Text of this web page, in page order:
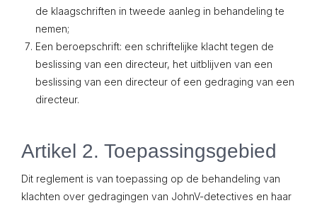
de klaagschriften in tweede aanleg in behandeling te
nemen;
Een beroepschrift: een schriftelijke klacht tegen de
beslissing van een directeur, het uitblijven van een
beslissing van een directeur of een gedraging van een
directeur.
Artikel 2. Toepassingsgebied
Dit reglement is van toepassing op de behandeling van
klachten over gedragingen van JohnV-detectives en haar